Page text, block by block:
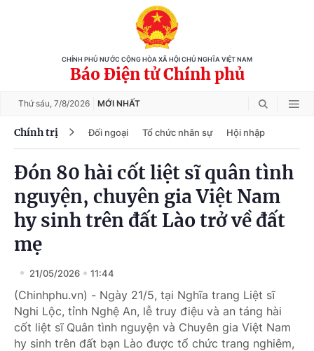
CHÍNH PHỦ NƯỚC CỘNG HÒA XÃ HỘI CHỦ NGHĨA VIỆT NAM
Báo Điện tử Chính phủ
Thứ sáu, 7/8/2026 MỚI NHẤT
Chính trị Đối ngoại Tổ chức nhân sự Hội nhập
Đón 80 hài cốt liệt sĩ quân tình
nguyện, chuyên gia Việt Nam
hy sinh trên đất Lào trở về đất
mẹ
21/05/2026 11:44
(Chinhphu.vn) - Ngày 21/5, tại Nghĩa trang Liệt sĩ
Nghi Lộc, tỉnh Nghệ An, lễ truy điệu và an táng hài
cốt liệt sĩ Quân tình nguyện và Chuyên gia Việt Nam
hy sinh trên đất bạn Lào được tổ chức trang nghiêm,